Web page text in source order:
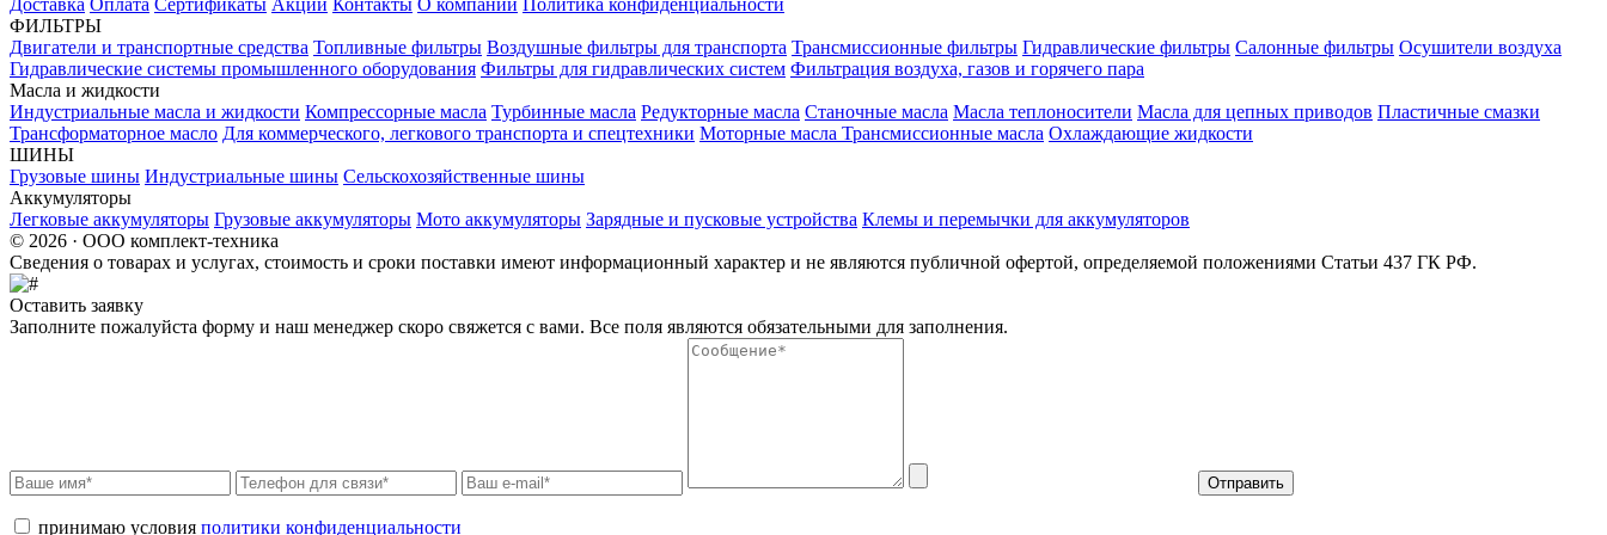
ФИЛЬТРЫ
Двигатели и транспортные средства Топливные фильтры Воздушные фильтры для транспорта Трансмиссионные фильтры Гидравлические фильтры Салонные фильтры Осушители воздуха
Гидравлические системы промышленного оборудования Фильтры для гидравлических систем Фильтрация воздуха, газов и горячего пара
Масла и жидкости
Индустриальные масла и жидкости Компрессорные масла Турбинные масла Редукторные масла Станочные масла Масла теплоносители Масла для цепных приводов Пластичные смазки
Трансформаторное масло Для коммерческого, легкового транспорта и спецтехники Моторные масла Трансмиссионные масла Охлаждающие жидкости
ШИНЫ
Грузовые шины Индустриальные шины Сельскохозяйственные шины
Аккумуляторы
Легковые аккумуляторы Грузовые аккумуляторы Мото аккумуляторы Зарядные и пусковые устройства Клемы и перемычки для аккумуляторов
© 2026 · ООО комплект-техника
Сведения о товарах и услугах, стоимость и сроки поставки имеют информационный характер и не являются публичной офертой, определяемой положениями Статьи 437 ГК РФ.
Оставить заявку
Заполните пожалуйста форму и наш менеджер скоро свяжется с вами. Все поля являются обязательными для заполнения.
Отправить
принимаю условия политики конфиденциальности